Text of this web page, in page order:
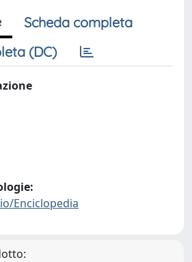
Scheda completa
(DC)
Enciclopedia